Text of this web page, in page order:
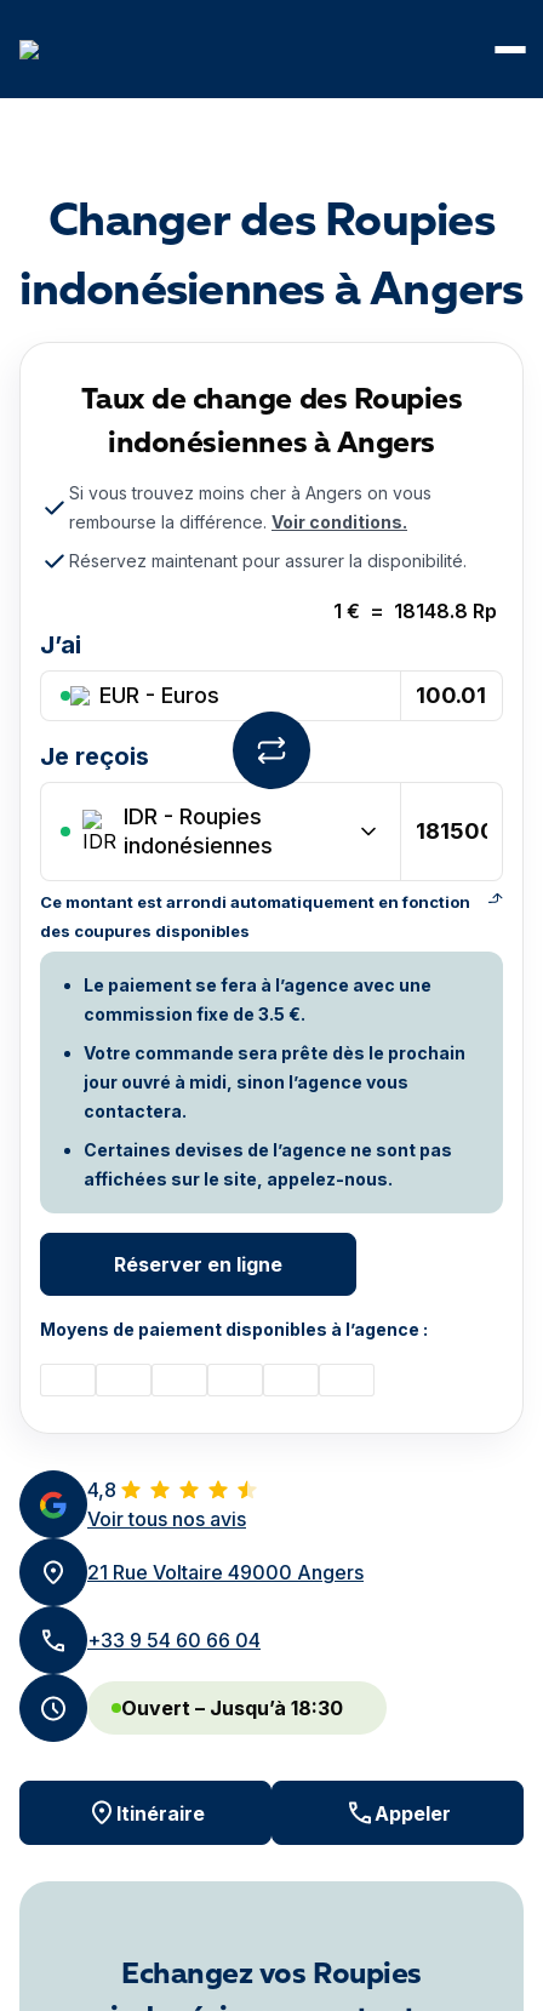
Changer des Roupies
indonésiennes à Angers
4,8
Voir tous nos avis
21 Rue Voltaire 49000 Angers
+33 9 54 60 66 04
Ouvert – Jusqu’à 18:30
Itinéraire Appeler
Taux de change des Roupies
indonésiennes à Angers
Si vous trouvez moins cher à Angers on vous
rembourse la différence. Voir conditions.
Réservez maintenant pour assurer la disponibilité.
1 € = 18148.8 Rp
J’ai
EUR - Euros
Je reçois
IDR - Roupies
indonésiennes
Ce montant est arrondi automatiquement en fonction
des coupures disponibles
Le paiement se fera à l’agence avec une
commission fixe de 3.5 €.
Votre commande sera prête dès le prochain
jour ouvré à midi, sinon l’agence vous
contactera.
Certaines devises de l’agence ne sont pas
affichées sur le site, appelez-nous.
Réserver en ligne
Moyens de paiement disponibles à l’agence :
Echangez vos Roupies